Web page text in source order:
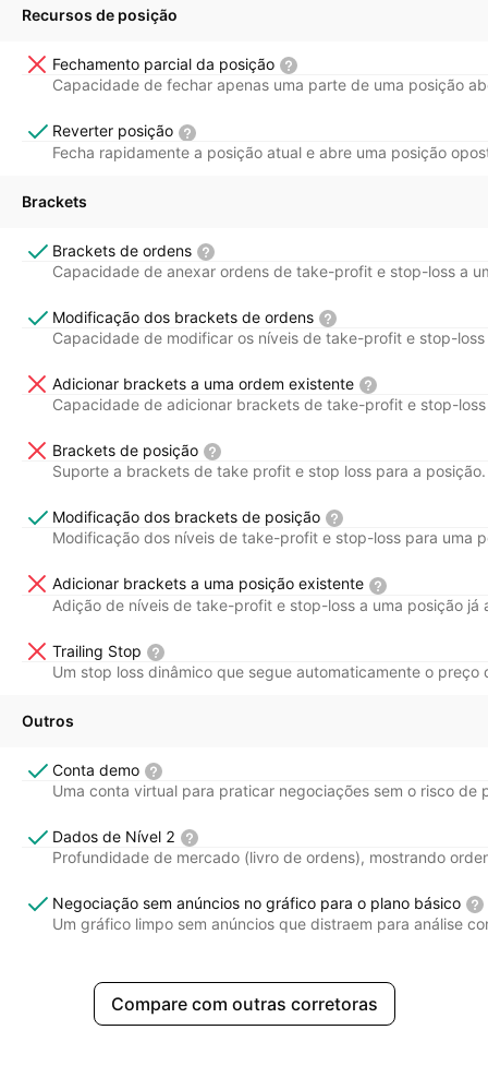
Recursos de posição
Fechamento parcial da posição
Capacidade de fechar apenas uma parte de uma posição
Reverter posição
Fecha rapidamente a posição atual e abre uma posição
Brackets
Brackets de ordens
Capacidade de anexar ordens de take-profit e stop-loss a
Modificação dos brackets de ordens
Capacidade de modificar os níveis de take-profit e stop-
Adicionar brackets a uma ordem existente
Capacidade de adicionar brackets de take-profit e stop-
Brackets de posição
Suporte a brackets de take profit e stop loss para a posição.
Modificação dos brackets de posição
Modificação dos níveis de take-profit e stop-loss para uma
Adicionar brackets a uma posição existente
Adição de níveis de take-profit e stop-loss a uma posição já
Trailing Stop
Um stop loss dinâmico que segue automaticamente o
Outros
Conta demo
Uma conta virtual para praticar negociações sem o risco de
Dados de Nível 2
Profundidade de mercado (livro de ordens), mostrando
Negociação sem anúncios no gráfico para o plano básico
Um gráfico limpo sem anúncios que distraem para análise
Compare com outras corretoras